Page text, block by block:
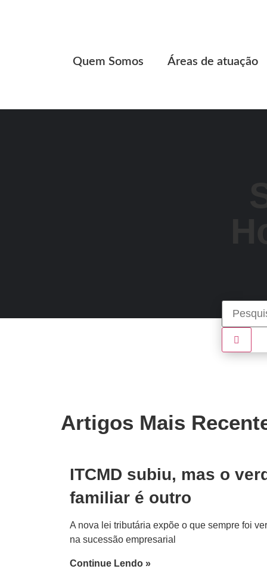
Quem Somos Áreas de atuação
Artigos Mais
ITCMD subiu, mas o
familiar é outro
A nova lei tributária expõe o que sempre foi
na sucessão empresarial
Continue Lendo »